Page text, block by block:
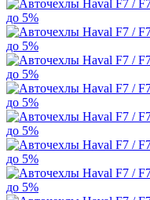
до 5%
до 5%
до 5%
до 5%
до 5%
до 5%
до 5%